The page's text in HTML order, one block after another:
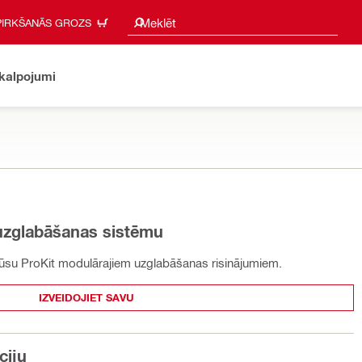
GROZS Meklēt
Meklēšanas ieteikumi
sistēmu
ProKit modulārajiem uzglabāšanas risinājumiem.
IZVEIDOJIET SAVU